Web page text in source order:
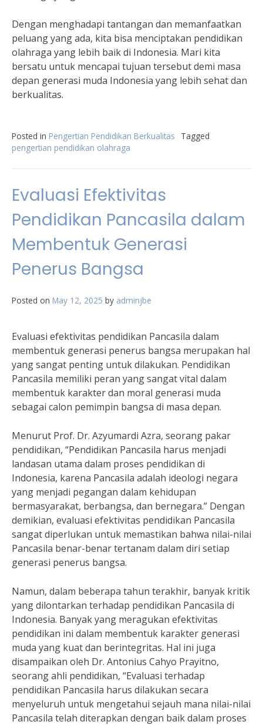
Dengan menghadapi tantangan dan memanfaatkan
peluang yang ada, kita bisa menciptakan pendidikan
olahraga yang lebih baik di Indonesia. Mari kita
bersatu untuk mencapai tujuan tersebut demi masa
depan generasi muda Indonesia yang lebih sehat dan
berkualitas.
Posted in Pengertian Pendidikan Berkualitas
Tagged
pengertian pendidikan olahraga
Evaluasi Efektivitas
Pendidikan Pancasila dalam
Membentuk Generasi
Penerus Bangsa
Posted on May 12, 2025 by adminjbe
Evaluasi efektivitas pendidikan Pancasila dalam
membentuk generasi penerus bangsa merupakan hal
yang sangat penting untuk dilakukan. Pendidikan
Pancasila memiliki peran yang sangat vital dalam
membentuk karakter dan moral generasi muda
sebagai calon pemimpin bangsa di masa depan.
Menurut Prof. Dr. Azyumardi Azra, seorang pakar
pendidikan, “Pendidikan Pancasila harus menjadi
landasan utama dalam proses pendidikan di
Indonesia, karena Pancasila adalah ideologi negara
yang menjadi pegangan dalam kehidupan
bermasyarakat, berbangsa, dan bernegara.” Dengan
demikian, evaluasi efektivitas pendidikan Pancasila
sangat diperlukan untuk memastikan bahwa nilai-nilai
Pancasila benar-benar tertanam dalam diri setiap
generasi penerus bangsa.
Namun, dalam beberapa tahun terakhir, banyak kritik
yang dilontarkan terhadap pendidikan Pancasila di
Indonesia. Banyak yang meragukan efektivitas
pendidikan ini dalam membentuk karakter generasi
muda yang kuat dan berintegritas. Hal ini juga
disampaikan oleh Dr. Antonius Cahyo Prayitno,
seorang ahli pendidikan, “Evaluasi terhadap
pendidikan Pancasila harus dilakukan secara
menyeluruh untuk mengetahui sejauh mana nilai-nilai
Pancasila telah diterapkan dengan baik dalam proses